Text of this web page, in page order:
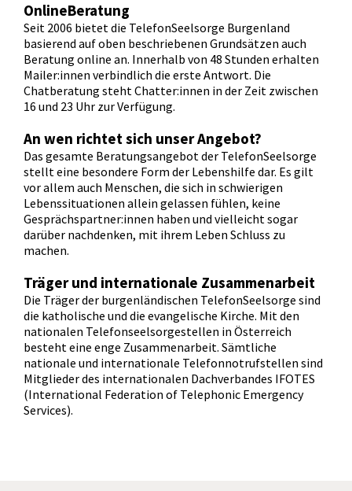
OnlineBeratung
Seit 2006 bietet die TelefonSeelsorge Burgenland
basierend auf oben beschriebenen Grundsätzen auch
Beratung online an. Innerhalb von 48 Stunden erhalten
Mailer:innen verbindlich die erste Antwort. Die
Chatberatung steht Chatter:innen in der Zeit zwischen
16 und 23 Uhr zur Verfügung.
An wen richtet sich unser Angebot?
Das gesamte Beratungsangebot der TelefonSeelsorge
stellt eine besondere Form der Lebenshilfe dar. Es gilt
vor allem auch Menschen, die sich in schwierigen
Lebenssituationen allein gelassen fühlen, keine
Gesprächspartner:innen haben und vielleicht sogar
darüber nachdenken, mit ihrem Leben Schluss zu
machen.
Träger und internationale Zusammenarbeit
Die Träger der burgenländischen TelefonSeelsorge sind
die katholische und die evangelische Kirche. Mit den
nationalen Telefonseelsorgestellen in Österreich
besteht eine enge Zusammenarbeit. Sämtliche
nationale und internationale Telefonnotrufstellen sind
Mitglieder des internationalen Dachverbandes IFOTES
(International Federation of Telephonic Emergency
Services).